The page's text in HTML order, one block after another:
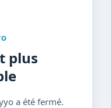
plus
a été fermé.